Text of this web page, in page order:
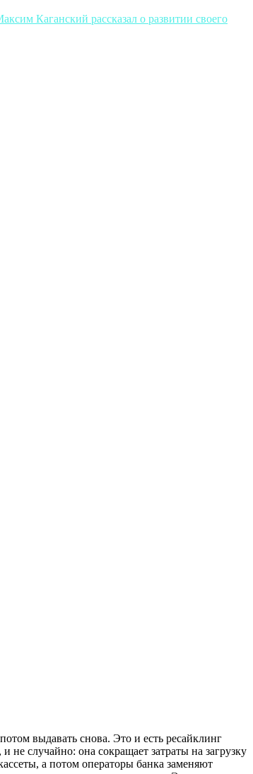
Каганский рассказал о развитии своего
выдавать снова. Это и есть ресайклинг
случайно: она сокращает затраты на загрузку
а потом операторы банка заменяют